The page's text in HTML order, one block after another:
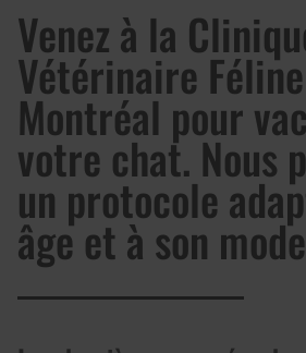
Venez à la
Vétérinaire
Montréal pour
votre chat. Nous
un protocole
âge et à son